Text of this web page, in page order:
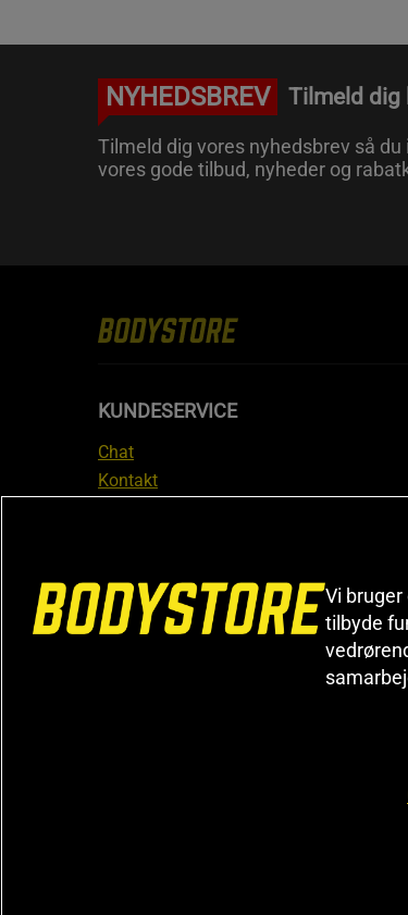
NYHEDSBREV Tilmeld dig
Tilmeld dig vores nyhedsbrev så du
vores gode tilbud, nyheder og
KUNDESERVICE
Chat
Kontakt
FAQ
Vi
tilbyde